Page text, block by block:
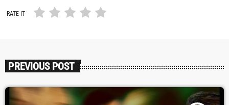
RATE IT
PREVIOUS POST